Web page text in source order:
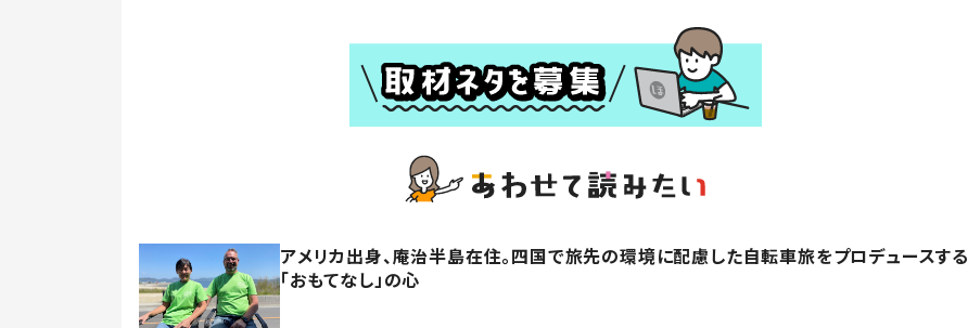
アメリカ出身、庵治半島在住。四国で旅先の環境に配慮した自転車旅をプロデュースする
「おもてなし」の心